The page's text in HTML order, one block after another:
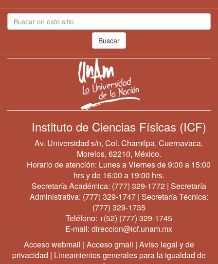
Buscar
Instituto de Ciencias Físicas (ICF)
Av. Universidad s/n, Col. Chamilpa, Cuernavaca,
Morelos, 62210, México.
Horario de atención: Lunes a Viernes de 9:00 a 15:00
hrs y de 16:00 a 19:00 hrs.
Secretaría Académica: (777) 329-1772 | Secretaría
Administrativa: (777) 329-1747| Secretaría Técnica:
(777) 329-1735
Teléfono: +(52) (777) 329-1745
E-mail: direccion@icf.unam.mx
Acceso webmail | Acceso gmail | Aviso legal y de
privacidad | Lineamientos generales para la igualdad de